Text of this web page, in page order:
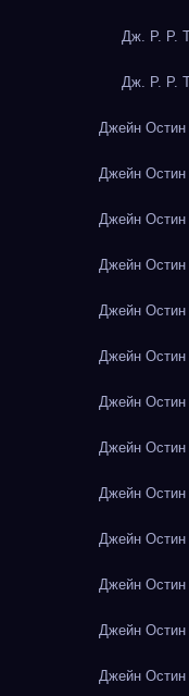
Дж. Р. Р.
Дж. Р. Р.
Джейн Остин
Джейн Остин
Джейн Остин
Джейн Остин
Джейн Остин
Джейн Остин
Джейн Остин
Джейн Остин
Джейн Остин
Джейн Остин
Джейн Остин
Джейн Остин
Джейн Остин